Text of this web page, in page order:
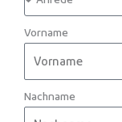
Vorname
Nachname